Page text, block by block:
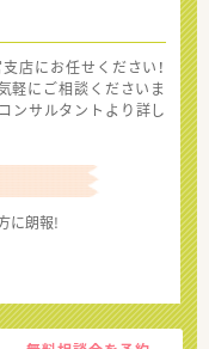
店にお任せください！
軽にご相談くださいま
ンサルタントより詳し
に朗報!